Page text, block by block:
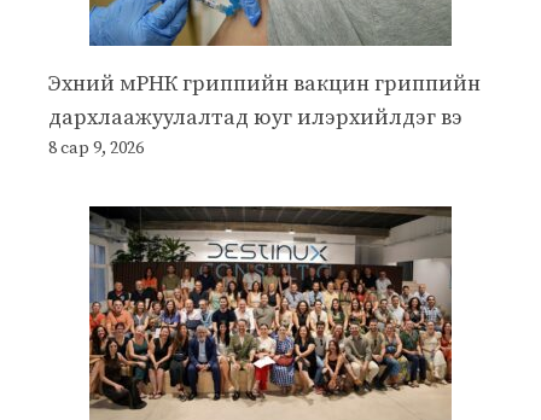
Эхний мРНК гриппийн вакцин гриппийн
дархлаажуулалтад юуг илэрхийлдэг вэ
8 сар 9, 2026